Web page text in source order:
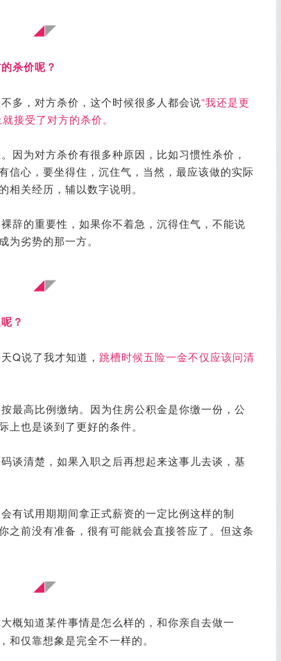
◢◤
杀价呢？
多，对方杀价，这个时候很多人都会说“我还是更
接受了对方的杀价。
因为对方杀价有很多种原因，比如习惯性杀价，
信心，要坐得住，沉住气，当然，最应该做的实际
相关经历，辅以数字说明。
辞的重要性，如果你不着急，沉得住气，不能说
为劣势的那一方。
◢◤
？
Q说了我才知道， 跳槽时候五险一金不仅应该问清
最高比例缴纳。因为住房公积金是你缴一份，公
也是谈到了更好的条件。
谈清楚，如果入职之后再想起来这事儿去谈，基
有试用期期间拿正式薪资的一定比例这样的制
之前没有准备，很有可能就会直接答应了。但这条
◢◤
概知道某件事情是怎么样的，和你亲自去做一
仅靠想象是完全不一样的。